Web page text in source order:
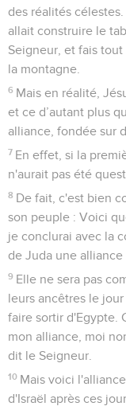
des réalités
allait construire le
Seigneur, et fais
la montagne.
6 Mais en réalité,
et ce d’autant plus
alliance, fondée sur
7 En effet, si la
n'aurait pas été
8 De fait, c'est bien
son peuple : Voici
je conclurai avec la
de Juda une alliance
9 Elle ne sera pas
leurs ancêtres le
faire sortir d'Egypte.
mon alliance, moi
dit le Seigneur.
10 Mais voici
d'Israël après ces